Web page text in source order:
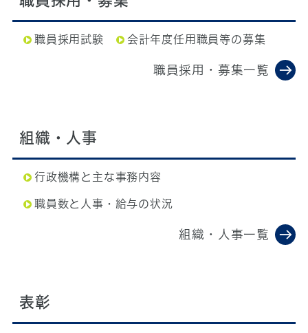
職員採用試験 会計年度任用職員等の募集
職員採用・募集一覧
組織・人事
行政機構と主な事務内容
職員数と人事・給与の状況
組織・人事一覧
表彰